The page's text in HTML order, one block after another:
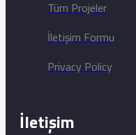
Tüm Projeler
İletişim Formu
Privacy Policy
İletişim